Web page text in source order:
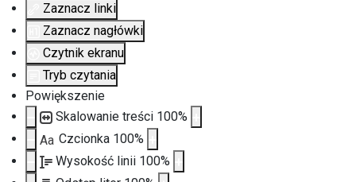
Zaznacz linki
Zaznacz nagłówki
Czytnik ekranu
Tryb czytania
Powiększenie
Skalowanie treści 100%
Aa Czcionka 100%
Wysokość linii 100%